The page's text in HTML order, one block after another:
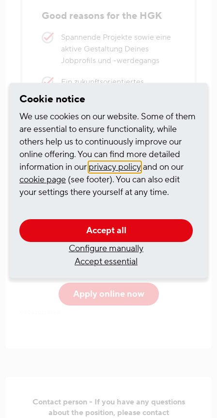
Good reasons for the HGK
Spannende Projekte sowie eine
aktive Gestaltung Deines
Jobprofils und -werdegangs
Ein zukunftsorientiertes
Unternehmen mit den Vorteilen
eines kommunalen Arbeitgebers
Ein unbefristetes
Arbeitsverhältnis mit einem
attraktiven Gehaltspaket im
Rahmen unseres Tarifvertrags
Betriebliche Altersversorgung,
flexible Arbeitszeitmodelle im
Angebote zur Freizeitgestaltung
(Urban Sports Club, Jobrad über
Bikeleasing) und vieles mehr
Apply online now
Contact person - If you have any questions
about the position, please contact
Cookie notice
We use cookies on our website. Some of them
are essential to ensure functionality, while
others help us to continuously improve our
online offering. You can find more detailed
information in our privacy policyand on our
cookie page (see footer). You can also edit
your settings there yourself at any time.
Accept all
Configure manually
Accept essential